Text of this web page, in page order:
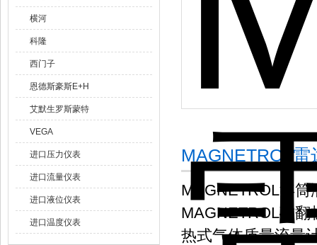
横河
科隆
西门子
恩德斯豪斯E+H
艾默生罗斯蒙特
VEGA
进口压力仪表
进口流量仪表
进口液位仪表
进口温度仪表
MAGNETROL
MAGNETROL浮
MAGNETROL磁
热式气体质量流量